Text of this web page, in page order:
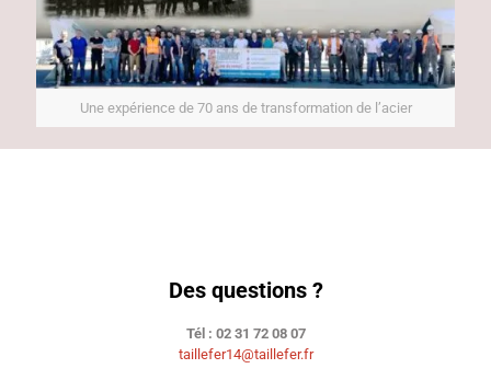
Une expérience de 70 ans de transformation de l’acier
Des questions ?
Tél : 02 31 72 08 07
taillefer14@taillefer.fr